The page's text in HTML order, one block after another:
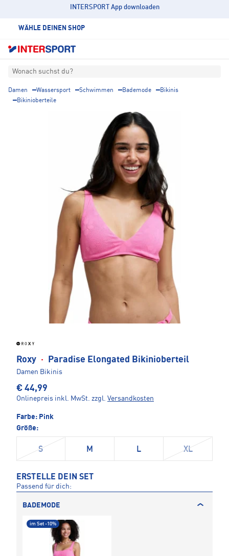
INTERSPORT App downloaden
WÄHLE DEINEN SHOP
Wonach suchst du?
Damen Wassersport Schwimmen Bademode
Bikinis
Bikinioberteile
Roxy · Paradise Elongated Bikinioberteil
Damen Bikinis
€ 44,99
Onlinepreis inkl. MwSt. zzgl. Versandkosten
Farbe: Pink
Größe:
S M L XL
ERSTELLE DEIN SET
Passend für dich:
BADEMODE
im Set -10%